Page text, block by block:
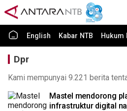
English Kabar NTB Hukum
Dpr
Kami mempunyai 9.221 berita
Mastel mendorong
infrastruktur digital